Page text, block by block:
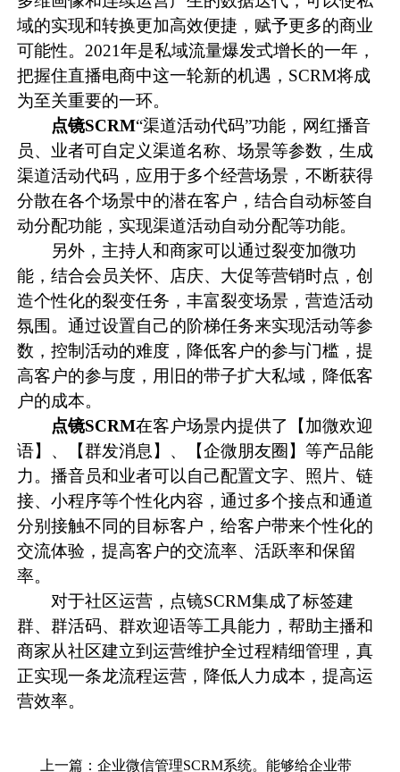
域的实现和转换更加高效便捷，赋予更多的商业
可能性。2021年是私域流量爆发式增长的一年，
把握住直播电商中这一轮新的机遇，SCRM将成
为至关重要的一环。
点镜SCRM“渠道活动代码”功能，网红播音
员、业者可自定义渠道名称、场景等参数，生成
渠道活动代码，应用于多个经营场景，不断获得
分散在各个场景中的潜在客户，结合自动标签自
动分配功能，实现渠道活动自动分配等功能。
另外，主持人和商家可以通过裂变加微功
能，结合会员关怀、店庆、大促等营销时点，创
造个性化的裂变任务，丰富裂变场景，营造活动
氛围。通过设置自己的阶梯任务来实现活动等参
数，控制活动的难度，降低客户的参与门槛，提
高客户的参与度，用旧的带子扩大私域，降低客
户的成本。
点镜SCRM在客户场景内提供了【加微欢迎
语】、【群发消息】、【企微朋友圈】等产品能
力。播音员和业者可以自己配置文字、照片、链
接、小程序等个性化内容，通过多个接点和通道
分别接触不同的目标客户，给客户带来个性化的
交流体验，提高客户的交流率、活跃率和保留
率。
对于社区运营，点镜SCRM集成了标签建
群、群活码、群欢迎语等工具能力，帮助主播和
商家从社区建立到运营维护全过程精细管理，真
正实现一条龙流程运营，降低人力成本，提高运
营效率。
上一篇： 企业微信管理SCRM系统。能够给企业带